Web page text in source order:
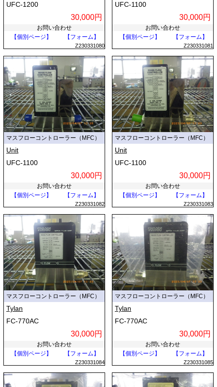
UFC-1200
30,000円
お問い合わせ
【個別ページ】
【フォーム】
Z230331080
UFC-1100
30,000円
お問い合わせ
【個別ページ】
【フォーム】
Z230331081
マスフローコントローラー（MFC）
Unit
UFC-1100
30,000円
お問い合わせ
【個別ページ】
【フォーム】
Z230331082
マスフローコントローラー（MFC）
Unit
UFC-1100
30,000円
お問い合わせ
【個別ページ】
【フォーム】
Z230331083
マスフローコントローラー（MFC）
Tylan
FC-770AC
30,000円
お問い合わせ
【個別ページ】
【フォーム】
Z230331084
マスフローコントローラー（MFC）
Tylan
FC-770AC
30,000円
お問い合わせ
【個別ページ】
【フォーム】
Z230331085